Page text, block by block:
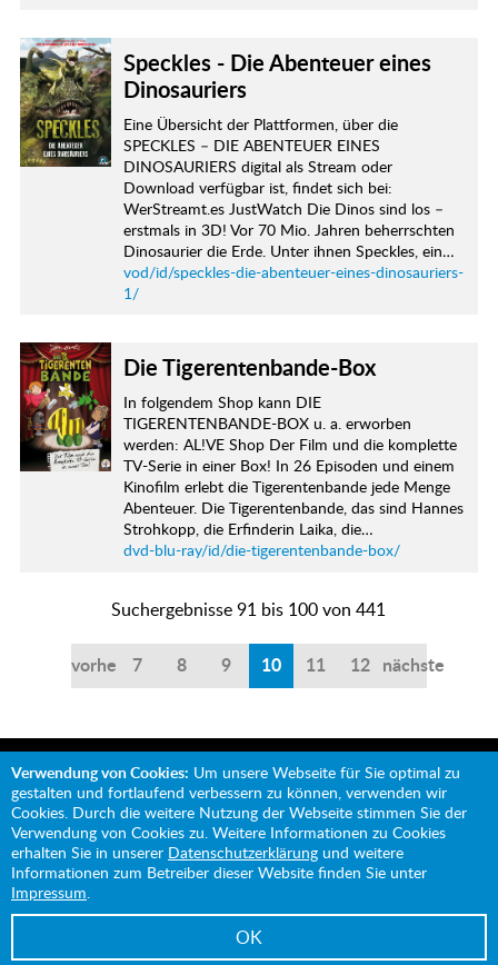
Speckles - Die Abenteuer eines
Dinosauriers
Eine Übersicht der Plattformen, über die
SPECKLES – DIE ABENTEUER EINES
DINOSAURIERS digital als Stream oder
Download verfügbar ist, findet sich bei:
WerStreamt.es JustWatch Die Dinos sind los –
erstmals in 3D! Vor 70 Mio. Jahren beherrschten
Dinosaurier die Erde. Unter ihnen Speckles, ein…
vod/id/speckles-die-abenteuer-eines-dinosauriers-
1/
Die Tigerentenbande-Box
In folgendem Shop kann DIE
TIGERENTENBANDE-BOX u. a. erworben
werden: AL!VE Shop Der Film und die komplette
TV-Serie in einer Box! In 26 Episoden und einem
Kinofilm erlebt die Tigerentenbande jede Menge
Abenteuer. Die Tigerentenbande, das sind Hannes
Strohkopp, die Erfinderin Laika, die…
dvd-blu-ray/id/die-tigerentenbande-box/
Suchergebnisse 91 bis 100 von 441
vorherige
7 8 9 10 11 12 nächste
Mit Unterstützung von:
Datenschutz
Verwendung von Cookies: Um unsere Webseite für Sie optimal zu
gestalten und fortlaufend verbessern zu können, verwenden wir
Cookies. Durch die weitere Nutzung der Webseite stimmen Sie der
Verwendung von Cookies zu. Weitere Informationen zu Cookies
erhalten Sie in unserer Datenschutzerklärung und weitere
Informationen zum Betreiber dieser Website finden Sie unter
Impressum.
OK